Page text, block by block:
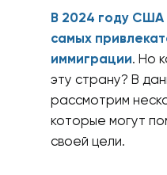
В 2024 году США
самых
иммиграции. Но
эту страну? В
рассмотрим
которые могут
своей цели.